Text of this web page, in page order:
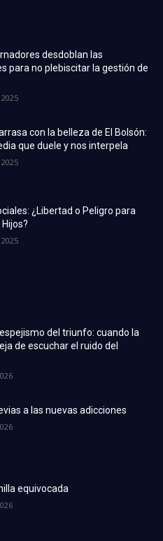
desdoblan las
para no plebiscitar la gestión de
con la belleza de El Bolsón:
que duele y nos interpela
¿Libertad o Peligro para
del triunfo: cuando la
de escuchar el ruido del
a las nuevas adicciones
equivocada